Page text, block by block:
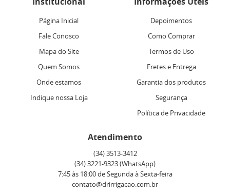
Página Inicial
Fale Conosco
Mapa do Site
Quem Somos
Onde estamos
Indique nossa Loja
Depoimentos
Como Comprar
Termos de Uso
Fretes e Entrega
Garantia dos produtos
Segurança
Política de Privacidade
Atendimento
(34)3513-3412
(34)3221-9323(WhatsApp)
7:45 às 18:00 de Segunda à Sexta-feira
contato@drirrigacao.com.br